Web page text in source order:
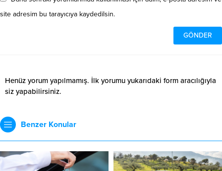
site adresim bu tarayıcıya kaydedilsin.
Henüz yorum yapılmamış. İlk yorumu yukarıdaki form aracılığıyla
siz yapabilirsiniz.
Benzer Konular